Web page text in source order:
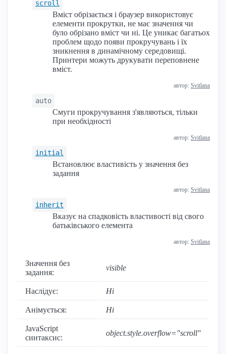
scroll
Вміст обрізається і браузер використовує
елементи прокрутки, не має значення чи
було обрізано вміст чи ні. Це уникає багатьох
проблем щодо появи прокручувань і їх
зникнення в динамічному середовищі.
Принтери можуть друкувати переповнене
вміст.
автор: Svitlana
auto
Смуги прокручування з'являються, тільки
при необхідності
автор: Svitlana
initial
Встановлює властивість у значення без
задання
автор: Svitlana
inherit
Вказує на спадковість властивості від свого
батьківського елемента
автор: Svitlana
Значення без
задання:
visible
Наслідує: Ні
Анімується: Ні
JavaScript
синтаксис:
object.style.overflow="scroll"